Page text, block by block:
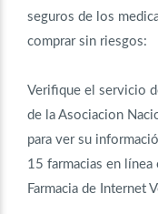
seguros de los
comprar sin riesgos:
Verifique el servicio
de la Asociacion
para ver su
15 farmacias en
Farmacia de Internet